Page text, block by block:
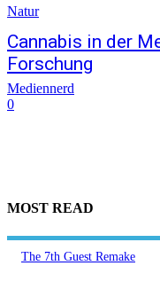
Natur
Cannabis in der
Forschung
Mediennerd
0
MOST READ
The 7th Guest Remake